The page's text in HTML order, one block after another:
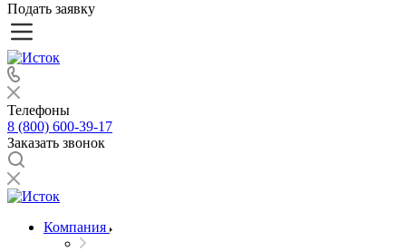
Подать заявку
Телефоны
8 (800) 600-39-17
Заказать звонок
Компания